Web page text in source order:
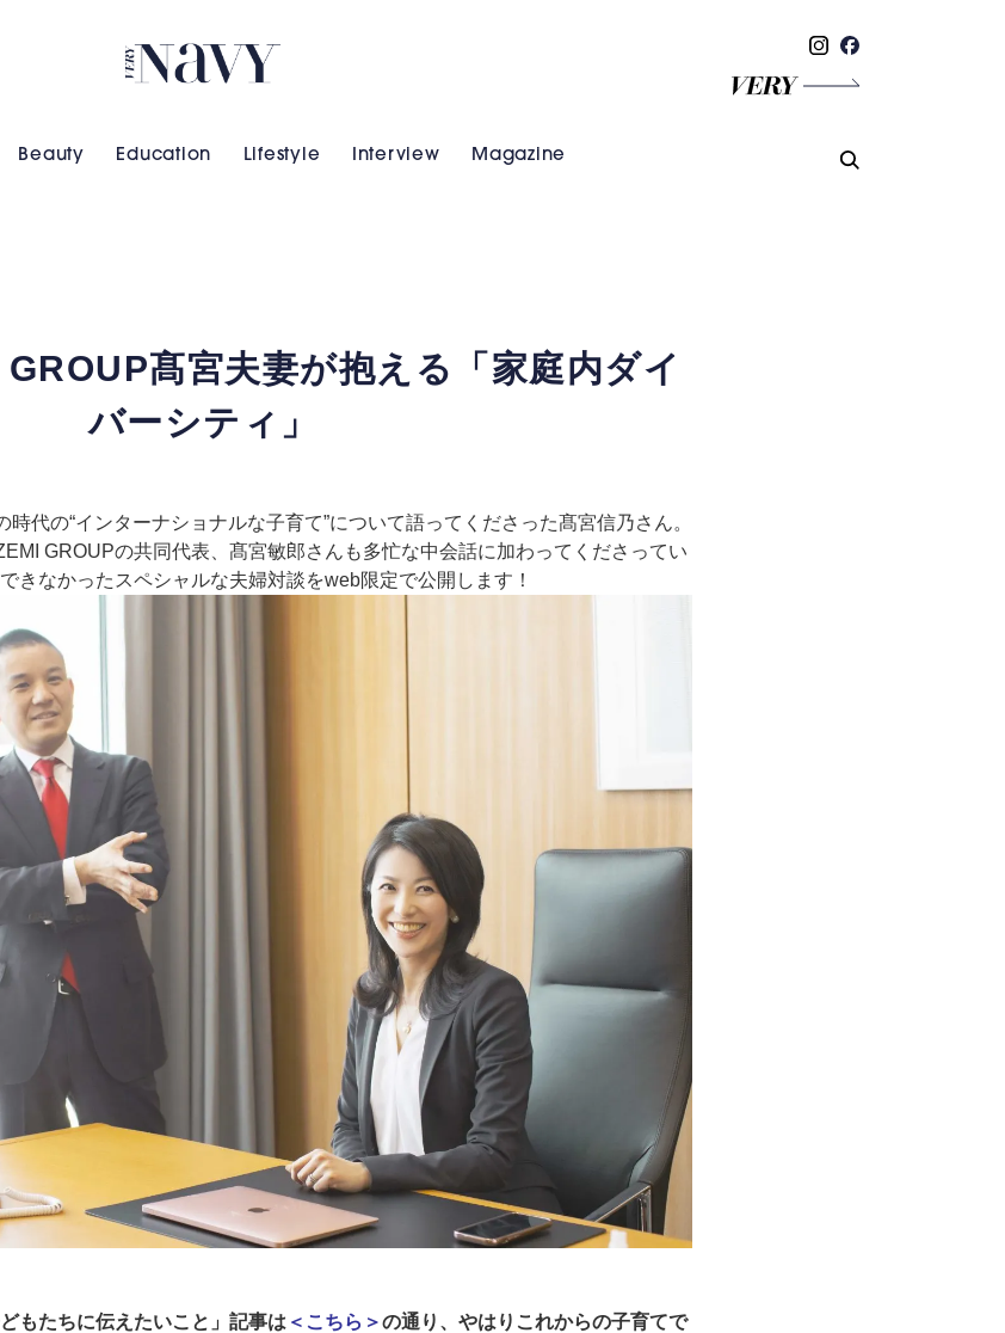
Beauty Education Lifestyle Interview Magazine
髙宮夫妻が抱える「家庭内ダイ
バーシティ」
時代の“インターナショナルな子育て”について語ってくださった髙宮信乃さん。
GROUPの共同代表、髙宮敏郎さんも多忙な中会話に加わってくださってい
きなかったスペシャルな夫婦対談をweb限定で公開します！
もたちに伝えたいこと」記事は ＜こちら＞の通り、やはりこれからの子育てで